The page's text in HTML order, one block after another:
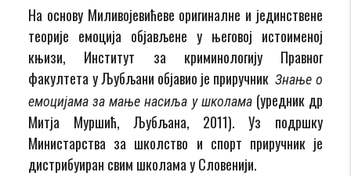
На основу Миливојевићеве оригиналне и јединствене
теорије емоција објављене у његовој исто­­име­ној
књизи, Институт за криминологију Правног
факултета у Љубљани објавио је приру­чникЗнање о
емоцијама за мање насиља у школама(уредник др
Митја Муршић, Љубљана, 2011). Уз подршку
Министарства за школство и спорт приручник је
дистрибуиран свим школама у Словенији.